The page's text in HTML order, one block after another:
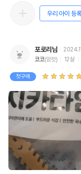
우리 아이 등
포로리님
코코(암컷) 12살
첫구매